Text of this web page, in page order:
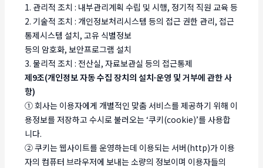
1. 관리적 조치 : 내부관리계획 수립 및 시행, 정기적 직원 교육 등
2. 기술적 조치 : 개인정보처리시스템 등의 접근 권한 관리, 접근
통제시스템 설치, 고유 식별정보
등의 암호화, 보안프로그램 설치
3. 물리적 조치 : 전산실, 자료보관실 등의 접근통제
제9조(개인정보 자동 수집 장치의 설치∙운영 및 거부에 관한 사
항)
① 회사는 이용자에게 개별적인 맞춤 서비스를 제공하기 위해 이
용정보를 저장하고 수시로 불러오는 ‘쿠키(cookie)’를 사용합
니다.
② 쿠키는 웹사이트를 운영하는데 이용되는 서버(http)가 이용
자의 컴퓨터 브라우저에 보내는 소량의 정보이며 이용자들의